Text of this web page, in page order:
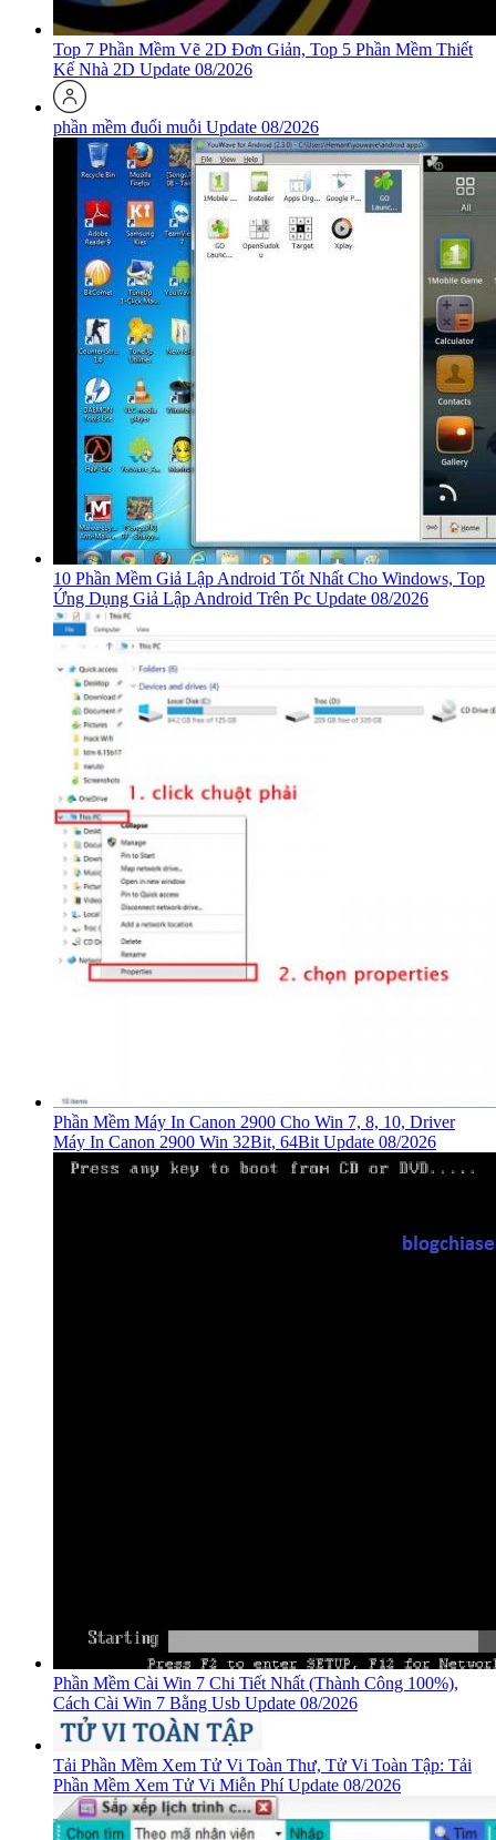
Top 7 Phần Mềm Vẽ 2D Đơn Giản, Top 5 Phần Mềm Thiết
Kế Nhà 2D Update 08/2026
phần mềm đuổi muỗi Update 08/2026
10 Phần Mềm Giả Lập Android Tốt Nhất Cho Windows, Top
Ứng Dụng Giả Lập Android Trên Pc Update 08/2026
Phần Mềm Máy In Canon 2900 Cho Win 7, 8, 10, Driver
Máy In Canon 2900 Win 32Bit, 64Bit Update 08/2026
Phần Mềm Cài Win 7 Chi Tiết Nhất (Thành Công 100%),
Cách Cài Win 7 Bằng Usb Update 08/2026
Tải Phần Mềm Xem Tử Vi Toàn Thư, Tử Vi Toàn Tập: Tải
Phần Mềm Xem Tử Vi Miễn Phí Update 08/2026